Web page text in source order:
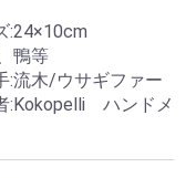
:24×10cm
鴨等
:流木/ウサギファー
:Kokopelli ハンドメ